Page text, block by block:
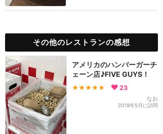
その他のレストランの感想
アメリカのハンバーガーチ
ェーン店♪FIVE GUYS！
★★★★★ 23
なお
2018年5月に訪問